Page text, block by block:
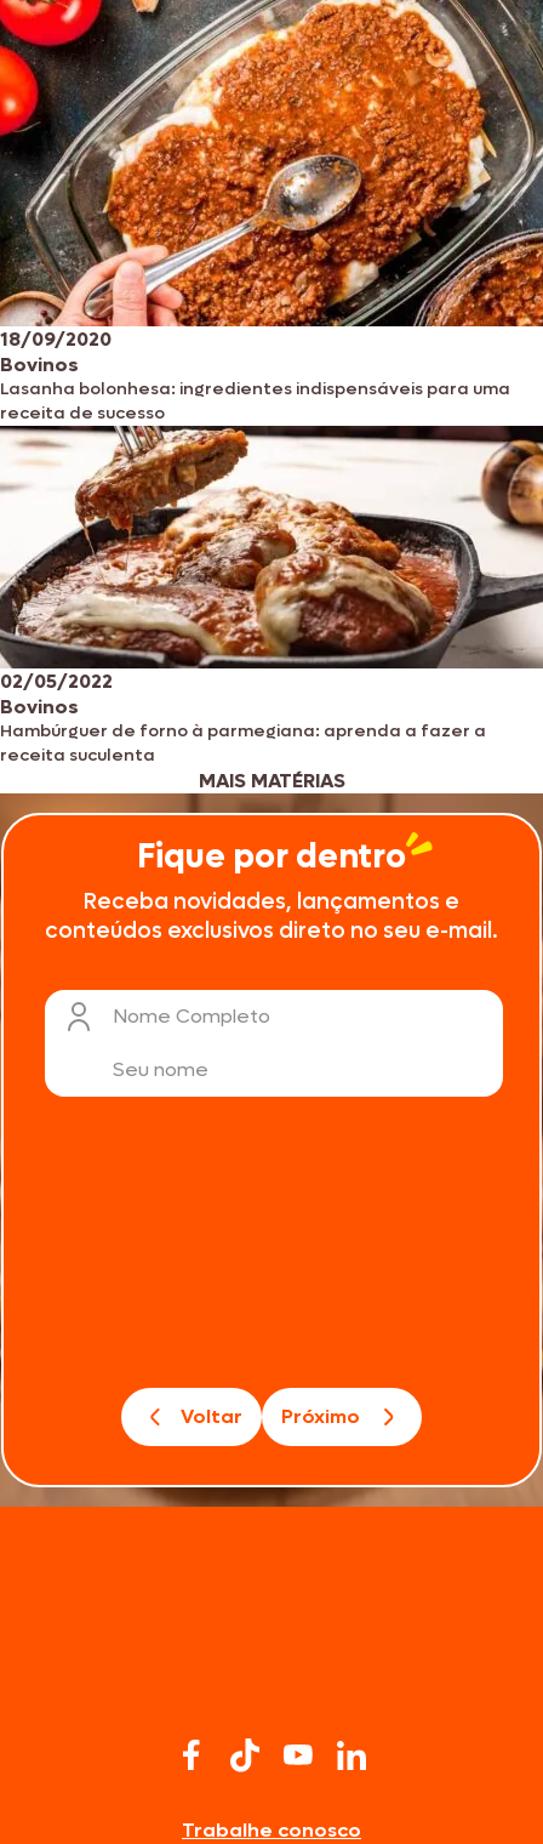
18/09/2020
Bovinos
Lasanha bolonhesa: ingredientes indispensáveis para uma
receita de sucesso
02/05/2022
Bovinos
Hambúrguer de forno à parmegiana: aprenda a fazer a
receita suculenta
MAIS MATÉRIAS
Fique por dentro
Receba novidades, lançamentos e
conteúdos exclusivos direto no seu e-mail.
Nome Completo
Voltar Próximo
Trabalhe conosco